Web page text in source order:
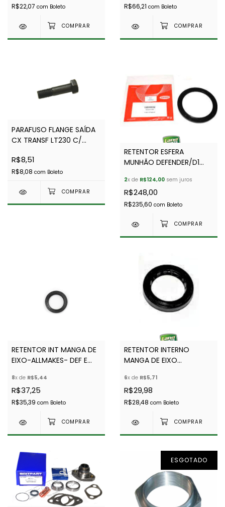
R$22,07 com Boleto R$66,21 com Boleto
PARAFUSO FLANGE SAÍDA
CX TRANSF LT230 C/
FRC3602/LR045926
R$8,51
R$8,08 com Boleto
RETENTOR ESFERA
MUNHÃO DEFENDER/D1
2x de R$124,00 sem juros
R$248,00
R$235,60 com Boleto
RETENTOR INT MANGA DE
EIXO-ALLMAKES- DEF E
8x de R$5,44
R$37,25
R$35,39 com Boleto
RETENTOR INTERNO
MANGA DE EIXO
FTC5268
6x de R$5,71
R$29,98
R$28,48 com Boleto
ESGOTADO